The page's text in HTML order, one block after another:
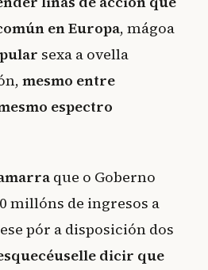
en Europa, mágoa
sexa a ovella
mesmo entre
espectro
que o Goberno
millóns de ingresos a
pór a disposición dos
dicir que